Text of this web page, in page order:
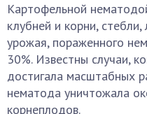
Картофельной
клубней и корни,
урожая, пораженного
30%. Известны случаи,
достигала масштабных
нематода уничтожала
корнеплодов.